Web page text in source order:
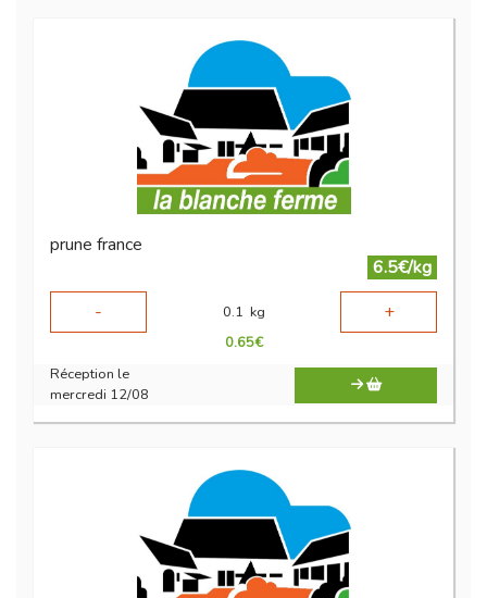
prune france
6.5€/kg
-
0.1 kg +
0.65€
Réception le
mercredi 12/08